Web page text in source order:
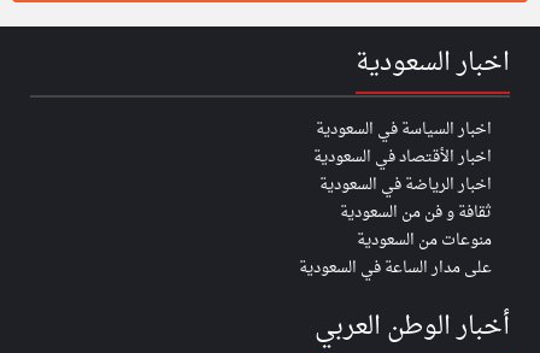
اخبار السعودية
اخبار السياسة في السعودية
اخبار الأقتصاد في السعودية
اخبار الرياضة في السعودية
ثقافة و فن من السعودية
منوعات من السعودية
على مدار الساعة في السعودية
أخبار الوطن العربي